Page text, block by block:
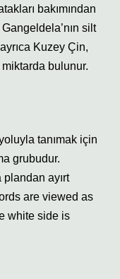
bakımından
silt
Kuzey Çin,
bulunur.
tanımak için
grubudur.
ayırt
are viewed as
white side is